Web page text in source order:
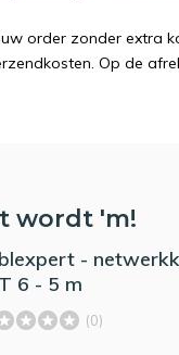
order zonder extra
Op de
wordt 'm!
-
6 - 5 m
(0)